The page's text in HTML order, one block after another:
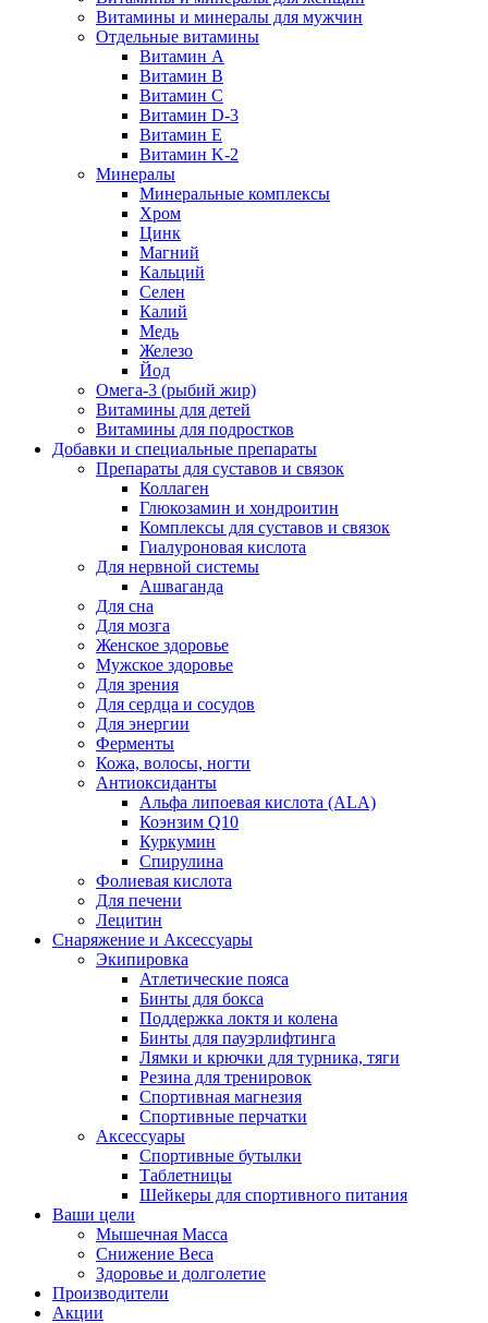
Витамины и минералы для мужчин
Отдельные витамины
Витамин А
Витамин B
Витамин C
Витамин D-3
Витамин Е
Витамин K-2
Минералы
Минеральные комплексы
Хром
Цинк
Магний
Кальций
Селен
Калий
Медь
Железо
Йод
Омега-3 (рыбий жир)
Витамины для детей
Витамины для подростков
Добавки и специальные препараты
Препараты для суставов и связок
Коллаген
Глюкозамин и хондроитин
Комплексы для суставов и связок
Гиалуроновая кислота
Для нервной системы
Ашваганда
Для сна
Для мозга
Женское здоровье
Мужское здоровье
Для зрения
Для сердца и сосудов
Для энергии
Ферменты
Кожа, волосы, ногти
Антиоксиданты
Альфа липоевая кислота (ALA)
Коэнзим Q10
Куркумин
Спирулина
Фолиевая кислота
Для печени
Лецитин
Снаряжение и Аксессуары
Экипировка
Атлетические пояса
Бинты для бокса
Поддержка локтя и колена
Бинты для пауэрлифтинга
Лямки и крючки для турника, тяги
Резина для тренировок
Спортивная магнезия
Спортивные перчатки
Аксессуары
Спортивные бутылки
Таблетницы
Шейкеры для спортивного питания
Ваши цели
Мышечная Масса
Снижение Веса
Здоровье и долголетие
Производители
Акции